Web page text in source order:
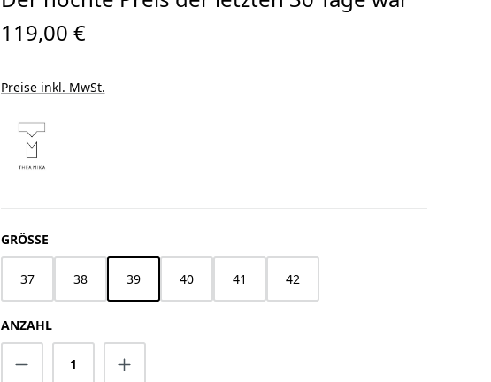
119,00 €
Preise inkl. MwSt.
GRÖSSE AUSWÄHLEN
37 38 39 40 41 42
ANZAHL
Produkt Anzahl: Gib den gewünschten Wert